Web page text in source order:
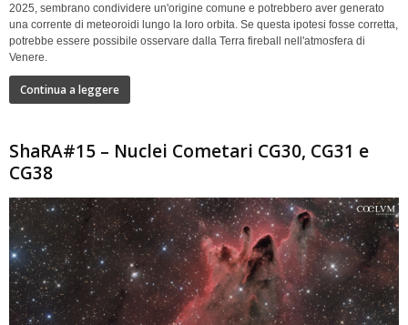
2025, sembrano condividere un'origine comune e potrebbero aver generato
una corrente di meteoroidi lungo la loro orbita. Se questa ipotesi fosse corretta,
potrebbe essere possibile osservare dalla Terra fireball nell'atmosfera di
Venere.
Continua a leggere
ShaRA#15 – Nuclei Cometari CG30, CG31 e
CG38